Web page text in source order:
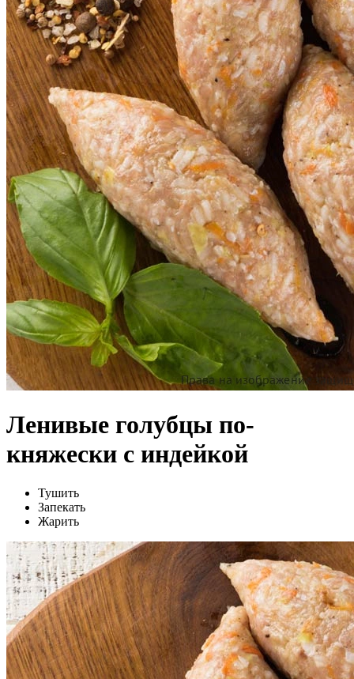
Ленивые голубцы по-
княжески с индейкой
Тушить
Запекать
Жарить